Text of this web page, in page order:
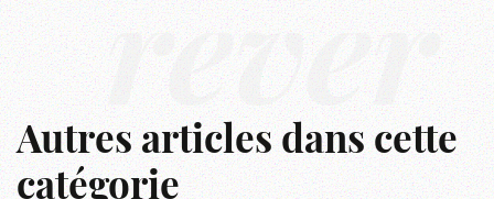
rêver
Autres articles dans cette
catégorie